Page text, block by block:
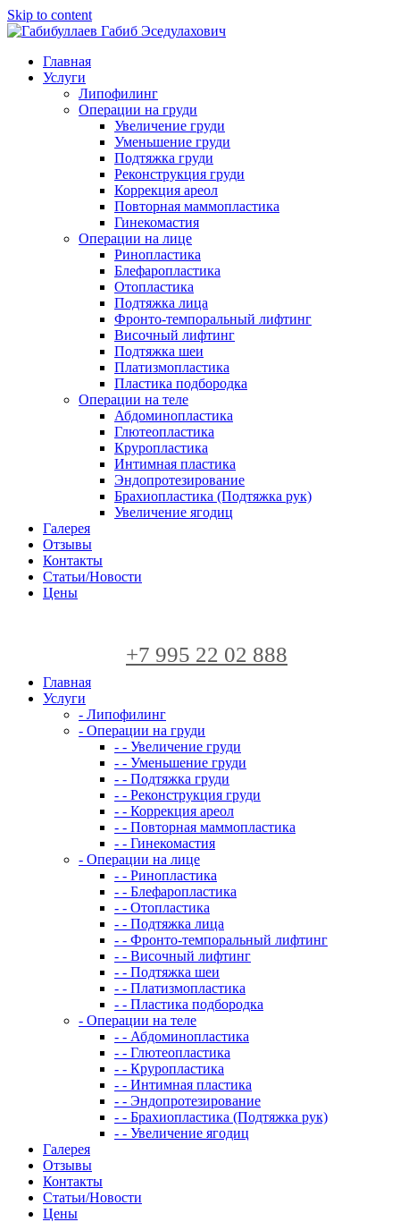
Skip to content
Главная
Услуги
Липофилинг
Операции на груди
Увеличение груди
Уменьшение груди
Подтяжка груди
Реконструкция груди
Коррекция ареол
Повторная маммопластика
Гинекомастия
Операции на лице
Ринопластика
Блефаропластика
Отопластика
Подтяжка лица
Фронто-темпоральный лифтинг
Височный лифтинг
Подтяжка шеи
Платизмопластика
Пластика подбородка
Операции на теле
Абдоминопластика
Глютеопластика
Круропластика
Интимная пластика
Эндопротезирование
Брахиопластика (Подтяжка рук)
Увеличение ягодиц
Галерея
Отзывы
Контакты
Статьи/Новости
Цены
+7 995 22 02 888
Главная
Услуги
- Липофилинг
- Операции на груди
- - Увеличение груди
- - Уменьшение груди
- - Подтяжка груди
- - Реконструкция груди
- - Коррекция ареол
- - Повторная маммопластика
- - Гинекомастия
- Операции на лице
- - Ринопластика
- - Блефаропластика
- - Отопластика
- - Подтяжка лица
- - Фронто-темпоральный лифтинг
- - Височный лифтинг
- - Подтяжка шеи
- - Платизмопластика
- - Пластика подбородка
- Операции на теле
- - Абдоминопластика
- - Глютеопластика
- - Круропластика
- - Интимная пластика
- - Эндопротезирование
- - Брахиопластика (Подтяжка рук)
- - Увеличение ягодиц
Галерея
Отзывы
Контакты
Статьи/Новости
Цены